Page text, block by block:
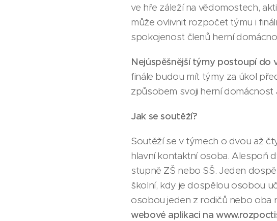
ve hře záleží na vědomostech,
může ovlivnit rozpočet týmu i
spokojenost členů herní
Nejúspěšnější týmy postoupí do
finále budou mít týmy za úkol
způsobem svoji herní domácnost
Jak se soutěží?
Soutěží se v týmech o dvou až
hlavní kontaktní osoba. Alespoň
stupně ZŠ nebo SŠ. Jeden
školní, kdy je dospělou osobou
osobou jeden z rodičů nebo oba
webové aplikaci na